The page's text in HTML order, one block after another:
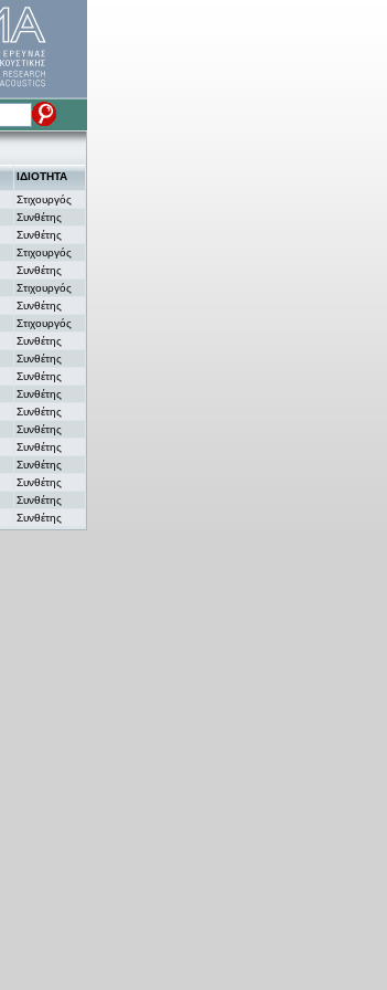
ΙΔΙΟΤΗΤΑ
Στιχουργός
Συνθέτης
Συνθέτης
Στιχουργός
Συνθέτης
Στιχουργός
Συνθέτης
Στιχουργός
Συνθέτης
Συνθέτης
Συνθέτης
Συνθέτης
Συνθέτης
Συνθέτης
Συνθέτης
Συνθέτης
Συνθέτης
Συνθέτης
Συνθέτης